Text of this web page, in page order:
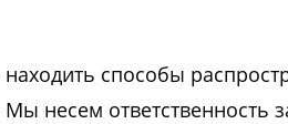
способы
несем ответственность